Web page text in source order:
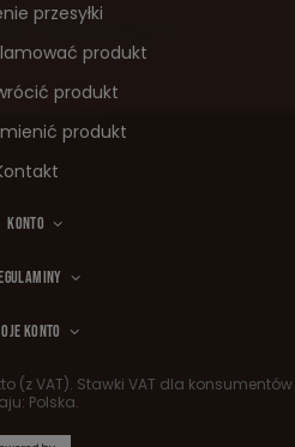
przesyłki
produkt
produkt
produkt
KONTO
KONTO
(z VAT). Stawki VAT dla konsumentów
Polska.